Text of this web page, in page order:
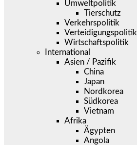
Umweltpolitik
Tierschutz
Verkehrspolitik
Verteidigungspolitik
Wirtschaftspolitik
International
Asien / Pazifik
China
Japan
Nordkorea
Südkorea
Vietnam
Afrika
Ägypten
Angola